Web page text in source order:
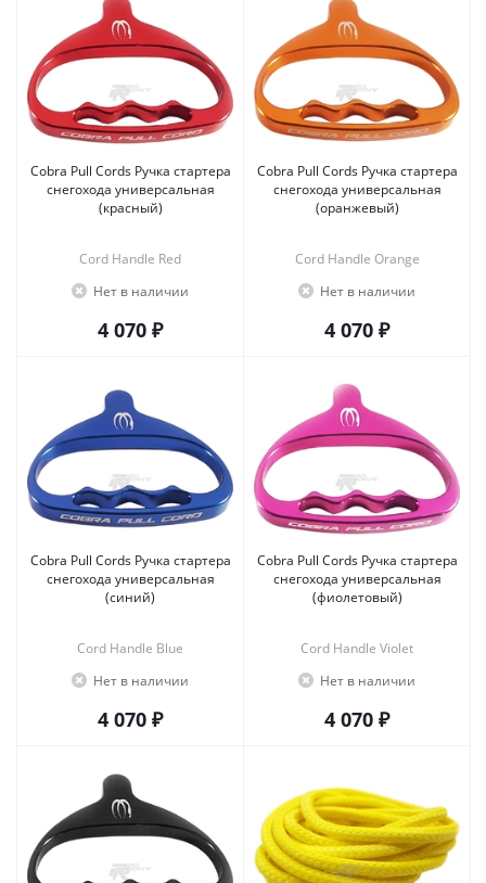
Cobra Pull Cords Ручка стартера
снегохода универсальная
(красный)
Cord Handle Red
Нет в наличии
4 070 ₽
Cobra Pull Cords Ручка стартера
снегохода универсальная
(оранжевый)
Cord Handle Orange
Нет в наличии
4 070 ₽
Cobra Pull Cords Ручка стартера
снегохода универсальная
(синий)
Cord Handle Blue
Нет в наличии
4 070 ₽
Cobra Pull Cords Ручка стартера
снегохода универсальная
(фиолетовый)
Cord Handle Violet
Нет в наличии
4 070 ₽